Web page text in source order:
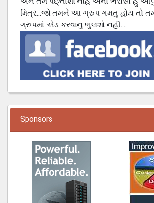
મિત્ર...જો તમને આ ગ્રુપ ગમતુ હોય તો
ગ્રુપમાં એડ કરવાનુ ભુલશો નહી....
Sponsors